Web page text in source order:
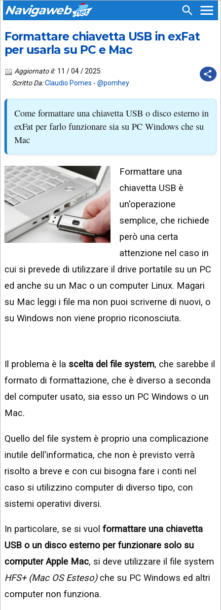
Navigaweb
HOME
SIAMO
SUPPORTO
PIÙ
LETTI
ULTIMI
POST
ARCHIVIO
VIDEO
IPHONE
ANDROID
AI
TECNOLOGIA
WINDOWS
STRUMENTI
SEGUICI
SU:
APP
ANDROID
EMAIL
TIKTOK
YOUTUBE
X
INSTAGRAM
GOOGLE
LINKEDIN
Formattare chiavetta USB in exFat
per usarla su PC e Mac
Aggiornato il: 11 / 04 / 2025
Scritto Da:Claudio Pomes - @pomhey
Come formattare una chiavetta USB o disco esterno in
exFat per farlo funzionare sia su PC Windows che su
Mac
Formattare una
chiavetta USB è
un'operazione
semplice, che richiede
però una certa
attenzione nel caso in
cui si prevede di utilizzare il drive portatile su un PC
ed anche su un Mac o un computer Linux. Magari
su Mac leggi i file ma non puoi scriverne di nuovi, o
su Windows non viene proprio riconosciuta.
Il problema è la scelta del file system, che sarebbe il
formato di formattazione, che è diverso a seconda
del computer usato, sia esso un PC Windows o un
Mac.
Quello del file system è proprio una complicazione
inutile dell'informatica, che non è previsto verrà
risolto a breve e con cui bisogna fare i conti nel
caso si utilizzino computer di diverso tipo, con
sistemi operativi diversi.
In particolare, se si vuol formattare una chiavetta
USB o un disco esterno per funzionare solo su
computer Apple Mac, si deve utilizzare il file system
HFS+ (Mac OS Esteso)che su PC Windows ed altri
computer non funziona.